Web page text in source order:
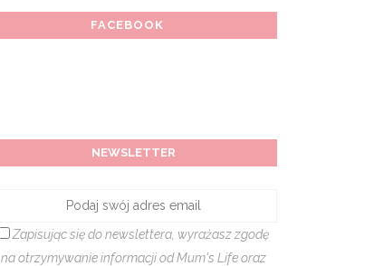
FACEBOOK
NEWSLETTER
Zapisując się do newslettera, wyrażasz zgodę
na otrzymywanie informacji od Mum's Life oraz